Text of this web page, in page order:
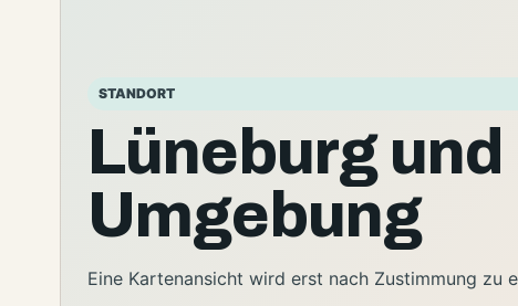
STANDORT
Lüneburg und
Umgebung
Eine Kartenansicht wird erst nach Zustimmung zu